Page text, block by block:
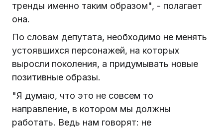
тренды именно таким образом", - полагает
она.
По словам депутата, необходимо не менять
устоявшихся персонажей, на которых
выросли поколения, а придумывать новые
позитивные образы.
"Я думаю, что это не совсем то
направление, в котором мы должны
работать. Ведь нам говорят: не